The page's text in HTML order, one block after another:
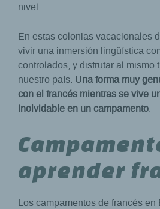
nivel.
En estas colonias vacacionales
vivir una inmersión lingüística
controlados, y disfrutar al mismo
nuestro país. Una forma muy
con el francés mientras se vive
inolvidable en un campamento.
aprender
Los campamentos de francés